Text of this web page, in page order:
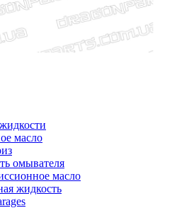
масло
омывателя
масло
жидкость